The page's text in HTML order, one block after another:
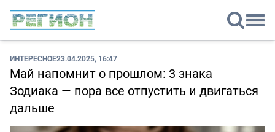
ИНТЕРЕСНОЕ23.04.2025, 16:47
Май напомнит о прошлом: 3 знака
Зодиака — пора все отпустить и двигаться
дальше